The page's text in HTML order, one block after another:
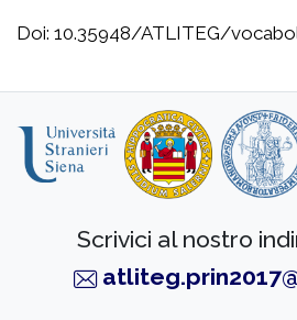
Doi: 10.35948/ATLITEG/
Scrivici al nostro